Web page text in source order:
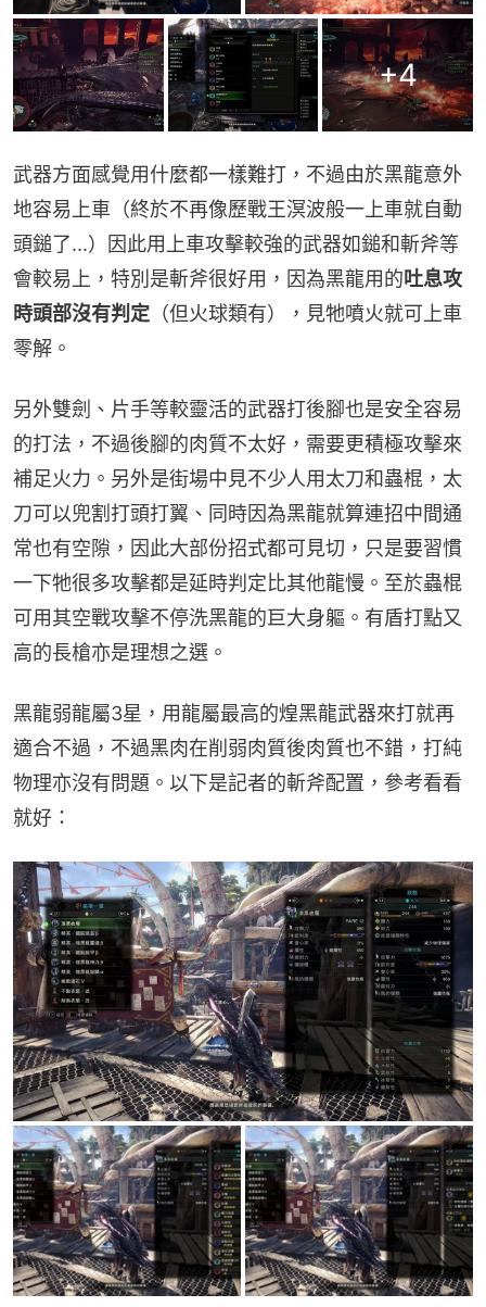
+4
武器方面感覺用什麼都一樣難打，不過由於黑龍意外
地容易上車（終於不再像歷戰王溟波般一上車就自動
頭鎚了...）因此用上車攻擊較強的武器如鎚和斬斧等
會較易上，特別是斬斧很好用，因為黑龍用的吐息攻
時頭部沒有判定 （但火球類有），見牠噴火就可上車
零解。
另外雙劍、片手等較靈活的武器打後腳也是安全容易
的打法，不過後腳的肉質不太好，需要更積極攻擊來
補足火力。另外是街場中見不少人用太刀和蟲棍，太
刀可以兜割打頭打翼、同時因為黑龍就算連招中間通
常也有空隙，因此大部份招式都可見切，只是要習慣
一下牠很多攻擊都是延時判定比其他龍慢。至於蟲棍
可用其空戰攻擊不停洗黑龍的巨大身軀。有盾打點又
高的長槍亦是理想之選。
黑龍弱龍屬3星，用龍屬最高的煌黑龍武器來打就再
適合不過，不過黑肉在削弱肉質後肉質也不錯，打純
物理亦沒有問題。以下是記者的斬斧配置，參考看看
就好：